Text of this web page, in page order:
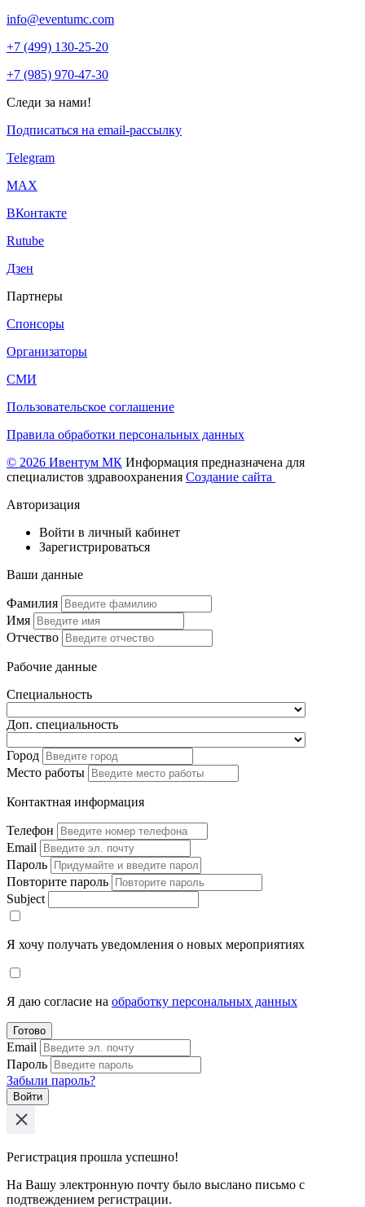
info@eventumc.com
+7 (499) 130-25-20
+7 (985) 970-47-30
Следи за нами!
Подписаться на email-рассылку
Telegram
МАХ
ВКонтакте
Rutube
Дзен
Партнеры
Спонсоры
Организаторы
СМИ
Пользовательское соглашение
Правила обработки персональных данных
© 2026 Ивентум МК Информация предназначена для
специалистов здравоохранения Создание сайта
Авторизация
Войти в личный кабинет
Зарегистрироваться
Ваши данные
Фамилия
Имя
Отчество
Рабочие данные
Специальность
Доп. специальность
Город
Место работы
Контактная информация
Телефон
Email
Пароль
Повторите пароль
Subject
Я хочу получать уведомления о новых мероприятиях
Я даю согласие на обработку персональных данных
Готово
Email
Пароль
Забыли пароль?
Войти
Регистрация прошла успешно!
На Вашу электронную почту было выслано письмо с
подтвеждением регистрации.